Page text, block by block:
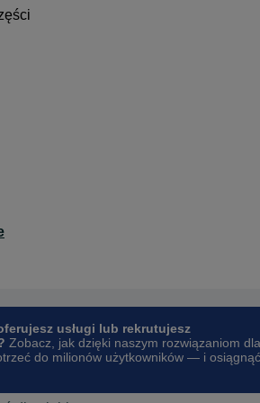
usługi lub rekrutujesz
Zobacz, jak dzięki naszym rozwiązaniom dla
do milionów użytkowników — i osiągnąć